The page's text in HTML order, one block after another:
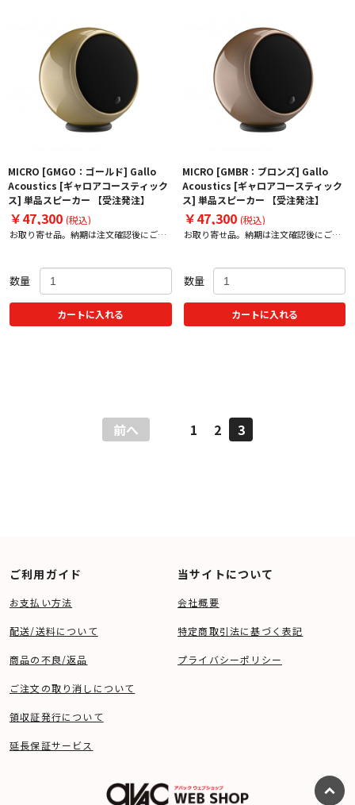
MICRO [GMGO：ゴールド] Gallo
Acoustics [ギャロアコースティック
ス] 単品スピーカー 【受注発注】
￥47,300 (税込)
お取り寄せ品。納期は注文確認後にご案
数量
カートに入れる
MICRO [GMBR：ブロンズ] Gallo
Acoustics [ギャロアコースティック
ス] 単品スピーカー 【受注発注】
￥47,300 (税込)
お取り寄せ品。納期は注文確認後にご案
数量
カートに入れる
前へ 1 2 3
ご利用ガイド
お支払い方法
配送/送料について
商品の不良/返品
ご注文の取り消しについて
領収証発行について
延長保証サービス
当サイトについて
会社概要
特定商取引法に基づく表記
プライバシーポリシー